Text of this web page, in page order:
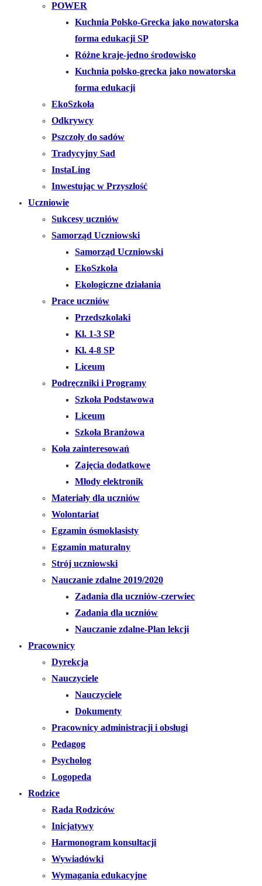
POWER
Kuchnia Polsko-Grecka jako nowatorska
forma edukacji SP
Różne kraje-jedno środowisko
Kuchnia polsko-grecka jako nowatorska
forma edukacji
EkoSzkoła
Odkrywcy
Pszczoły do sadów
Tradycyjny Sad
InstaLing
Inwestując w Przyszłość
Uczniowie
Sukcesy uczniów
Samorząd Uczniowski
Samorząd Uczniowski
EkoSzkoła
Ekologiczne działania
Prace uczniów
Przedszkolaki
Kl. 1-3 SP
Kl. 4-8 SP
Liceum
Podręczniki i Programy
Szkoła Podstawowa
Liceum
Szkoła Branżowa
Koła zainteresowań
Zajęcia dodatkowe
Młody elektronik
Materiały dla uczniów
Wolontariat
Egzamin ósmoklasisty
Egzamin maturalny
Strój uczniowski
Nauczanie zdalne 2019/2020
Zadania dla uczniów-czerwiec
Zadania dla uczniów
Nauczanie zdalne-Plan lekcji
Pracownicy
Dyrekcja
Nauczyciele
Nauczyciele
Dokumenty
Pracownicy administracji i obsługi
Pedagog
Psycholog
Logopeda
Rodzice
Rada Rodziców
Inicjatywy
Harmonogram konsultacji
Wywiadówki
Wymagania edukacyjne